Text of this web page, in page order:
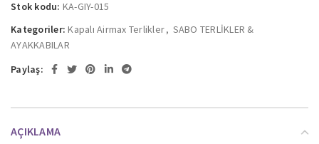
Stok kodu: KA-GIY-015
Kategoriler: Kapalı Airmax Terlikler, SABO TERLİKLER &
AYAKKABILAR
Paylaş:
AÇIKLAMA